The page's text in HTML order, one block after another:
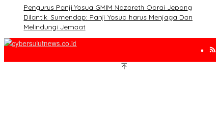
Pengurus Panji Yosua GMIM Nazareth Oarai Jepang
Dilantik. Sumendap: Panji Yosua harus Menjaga Dan
Melindungi Jemaat